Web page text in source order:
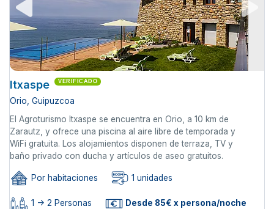
Itxaspe VERIFICADO
Orio, Guipuzcoa
El Agroturismo Itxaspe se encuentra en Orio, a 10 km de
Zarautz, y ofrece una piscina al aire libre de temporada y
WiFi gratuita. Los alojamientos disponen de terraza, TV y
baño privado con ducha y artículos de aseo gratuitos.
Por habitaciones 1 unidades
1 -> 2 Personas Desde 85€ x persona/noche